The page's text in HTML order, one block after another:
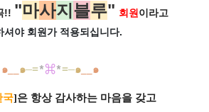
!! "마사지 블루" 회원 이라고
셔야 회원가 적용되십니다.
๑__ ๑─=*⌘*=─๑__ ๑
국]은 항상 감사하는 마음을 갖고